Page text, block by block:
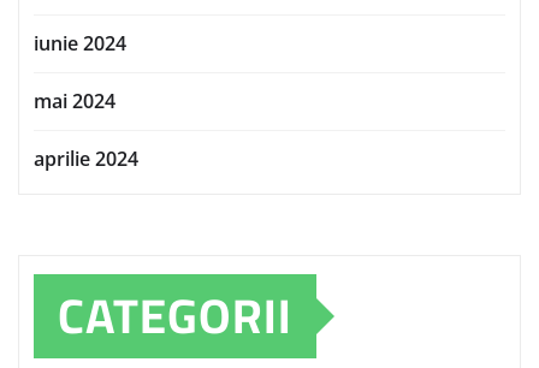
iunie 2024
mai 2024
aprilie 2024
CATEGORII